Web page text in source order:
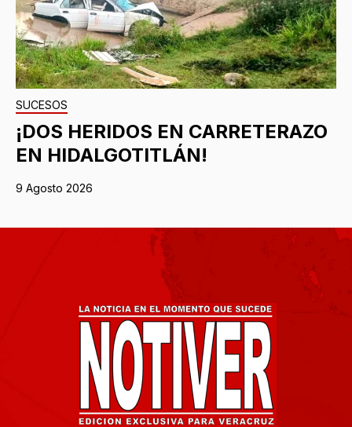
SUCESOS
¡DOS HERIDOS EN CARRETERAZO
EN HIDALGOTITLÁN!
9 Agosto 2026